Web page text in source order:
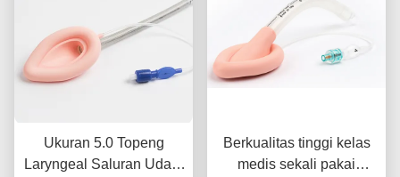
Ukuran 5.0 Topeng
Laryngeal Saluran Udara
Berkualitas tinggi kelas
medis sekali pakai